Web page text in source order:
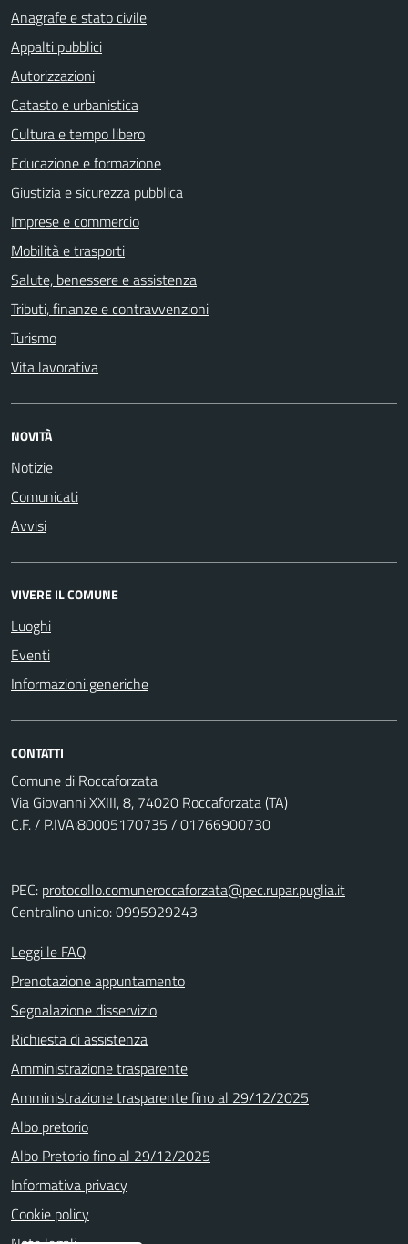
Anagrafe e stato civile
Appalti pubblici
Autorizzazioni
Catasto e urbanistica
Cultura e tempo libero
Educazione e formazione
Giustizia e sicurezza pubblica
Imprese e commercio
Mobilità e trasporti
Salute, benessere e assistenza
Tributi, finanze e contravvenzioni
Turismo
Vita lavorativa
NOVITÀ
Notizie
Comunicati
Avvisi
VIVERE IL COMUNE
Luoghi
Eventi
Informazioni generiche
CONTATTI
Comune di Roccaforzata
Via Giovanni XXIII, 8, 74020 Roccaforzata (TA)
C.F. / P.IVA:80005170735 / 01766900730
PEC: protocollo.comuneroccaforzata@pec.rupar.puglia.it
Centralino unico: 0995929243
Leggi le FAQ
Prenotazione appuntamento
Segnalazione disservizio
Richiesta di assistenza
Amministrazione trasparente
Amministrazione trasparente fino al 29/12/2025
Albo pretorio
Albo Pretorio fino al 29/12/2025
Informativa privacy
Cookie policy